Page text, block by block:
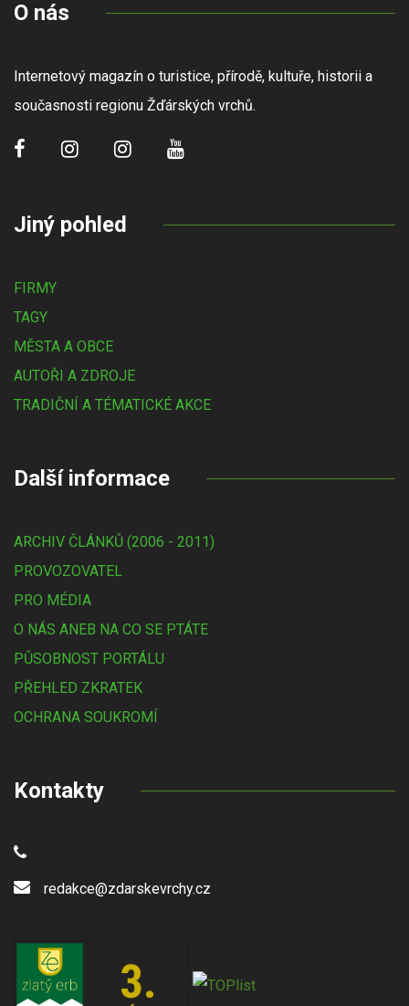
O nás
Internetový magazín o turistice, přírodě, kultuře, historii a
současnosti regionu Žďárských vrchů.
Jiný pohled
FIRMY
TAGY
MĚSTA A OBCE
AUTOŘI A ZDROJE
TRADIČNÍ A TÉMATICKÉ AKCE
Další informace
ARCHIV ČLÁNKŮ (2006 - 2011)
PROVOZOVATEL
PRO MÉDIA
O NÁS ANEB NA CO SE PTÁTE
PŮSOBNOST PORTÁLU
PŘEHLED ZKRATEK
OCHRANA SOUKROMÍ
Kontakty
redakce@zdarskevrchy.cz